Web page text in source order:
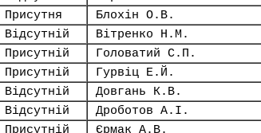
Присутня Блохін О.В.
Відсутній Вітренко Н.М.
Присутній Головатий С.П.
Присутній Гурвіц Е.Й.
Відсутній Довгань К.В.
Відсутній Дроботов А.І.
Присутній Єрмак А.В.